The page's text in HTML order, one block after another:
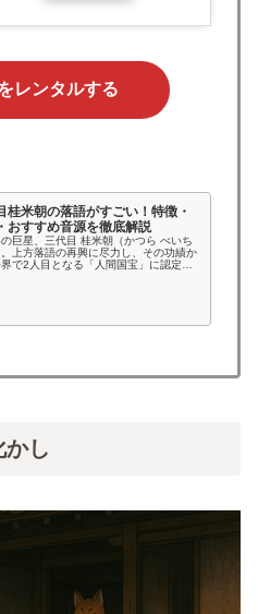
レンタルする
桂米朝の落語がすごい！特徴・
おすすめ音源を徹底解説
巨星、三代目 桂米朝（かつら べいち
。上方落語の再興に尽力し、その功績か
で2人目となる「人間国宝」に認定さ
れた高座は、“教養...
し